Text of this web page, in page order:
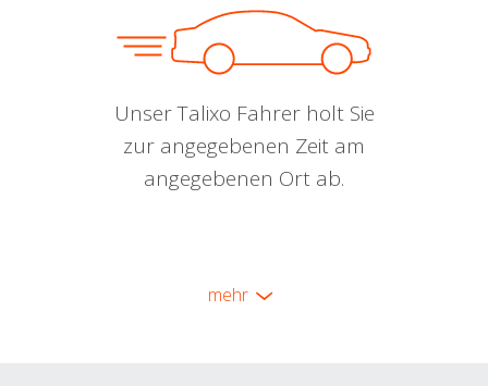
Unser Talixo Fahrer holt Sie
zur angegebenen Zeit am
angegebenen Ort ab.
mehr